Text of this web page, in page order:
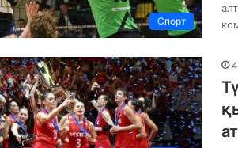
Спорт